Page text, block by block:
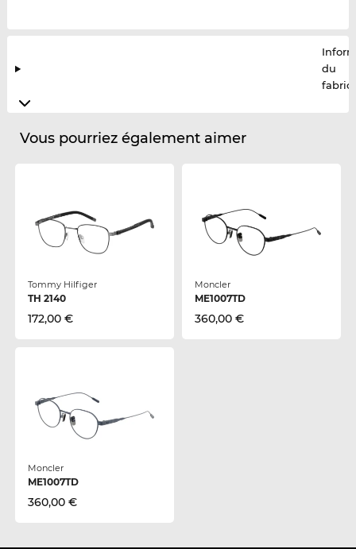
du
Vous pourriez également aimer
Tommy Hilfiger
TH 2140
172,00 €
Moncler
ME1007TD
360,00 €
Moncler
ME1007TD
360,00 €